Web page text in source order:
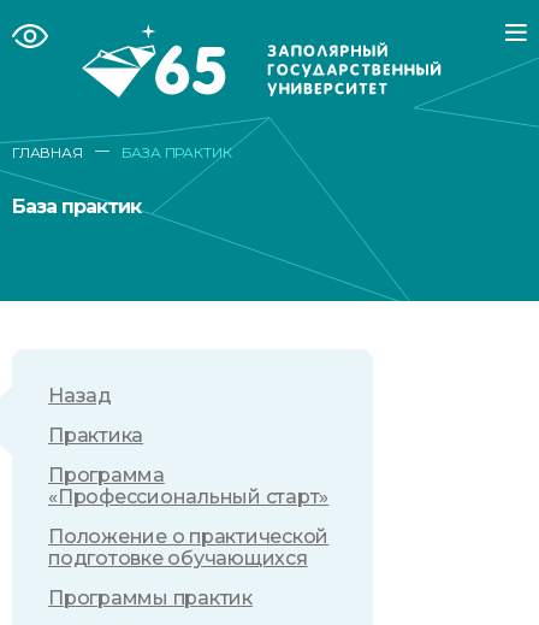
ГЛАВНАЯ — БАЗА ПРАКТИК
База практик
Назад
Практика
Программа
«Профессиональный старт»
Положение о практической
подготовке обучающихся
Программы практик